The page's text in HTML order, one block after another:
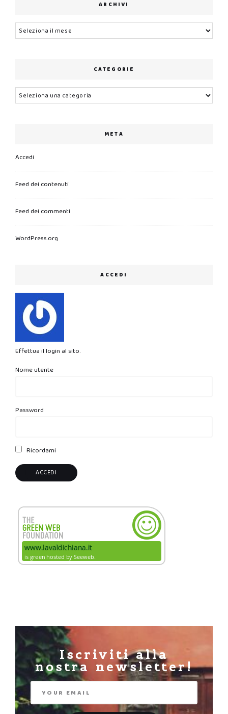
ARCHIVI
Archivi
CATEGORIE
Categorie
META
Accedi
Feed dei contenuti
Feed dei commenti
WordPress.org
ACCEDI
Effettua il login al sito.
Nome utente
Password
Ricordami
Iscriviti alla
nostra newsletter!